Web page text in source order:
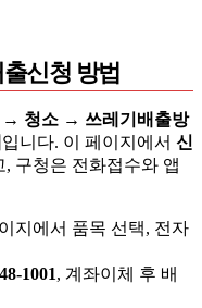
신청 방법
→ 청소 → 쓰레기배출방
입니다. 이 페이지에서 신
, 구청은 전화접수와 앱
지에서 품목 선택, 전자
1001, 계좌이체 후 배